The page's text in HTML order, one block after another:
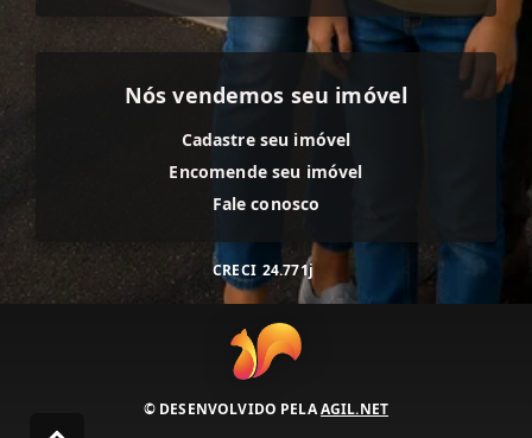
Nós vendemos seu imóvel
Cadastre seu imóvel
Encomende seu imóvel
Fale conosco
CRECI 24.771j
© DESENVOLVIDO PELAAGIL.NET